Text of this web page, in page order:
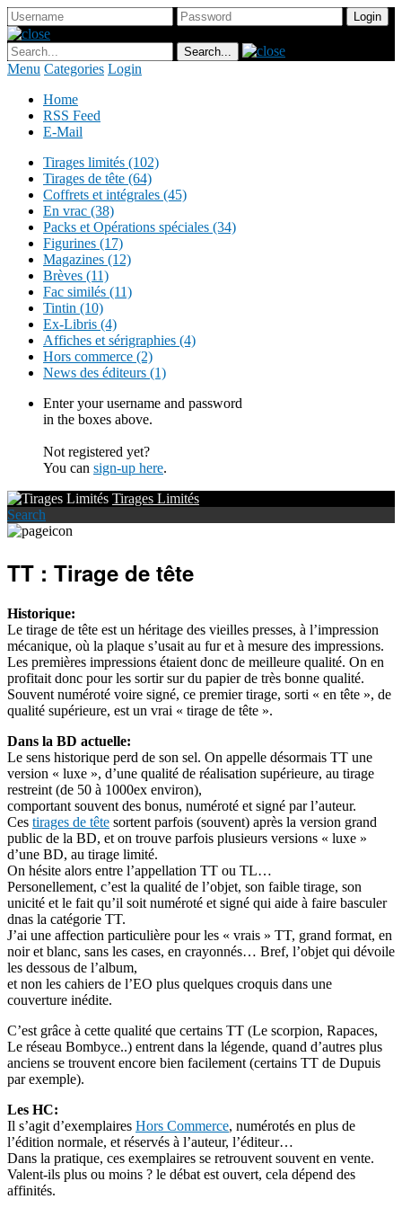
Menu Categories Login
Home
RSS Feed
E-Mail
Tirages limités (102)
Tirages de tête (64)
Coffrets et intégrales (45)
En vrac (38)
Packs et Opérations spéciales (34)
Figurines (17)
Magazines (12)
Brèves (11)
Fac similés (11)
Tintin (10)
Ex-Libris (4)
Affiches et sérigraphies (4)
Hors commerce (2)
News des éditeurs (1)
Enter your username and password
in the boxes above.
Not registered yet?
You can sign-up here.
Tirages Limités
Search
TT : Tirage de tête
Historique:
Le tirage de tête est un héritage des vieilles presses, à l’impression
mécanique, où la plaque s’usait au fur et à mesure des impressions.
Les premières impressions étaient donc de meilleure qualité. On en
profitait donc pour les sortir sur du papier de très bonne qualité.
Souvent numéroté voire signé, ce premier tirage, sorti « en tête », de
qualité supérieure, est un vrai « tirage de tête ».
Dans la BD actuelle:
Le sens historique perd de son sel. On appelle désormais TT une
version « luxe », d’une qualité de réalisation supérieure, au tirage
restreint (de 50 à 1000ex environ),
comportant souvent des bonus, numéroté et signé par l’auteur.
Ces tirages de tête sortent parfois (souvent) après la version grand
public de la BD, et on trouve parfois plusieurs versions « luxe »
d’une BD, au tirage limité.
On hésite alors entre l’appellation TT ou TL…
Personellement, c’est la qualité de l’objet, son faible tirage, son
unicité et le fait qu’il soit numéroté et signé qui aide à faire basculer
dnas la catégorie TT.
J’ai une affection particulière pour les « vrais » TT, grand format, en
noir et blanc, sans les cases, en crayonnés… Bref, l’objet qui dévoile
les dessous de l’album,
et non les cahiers de l’EO plus quelques croquis dans une
couverture inédite.
C’est grâce à cette qualité que certains TT (Le scorpion, Rapaces,
Le réseau Bombyce..) entrent dans la légende, quand d’autres plus
anciens se trouvent encore bien facilement (certains TT de Dupuis
par exemple).
Les HC:
Il s’agit d’exemplaires Hors Commerce, numérotés en plus de
l’édition normale, et réservés à l’auteur, l’éditeur…
Dans la pratique, ces exemplaires se retrouvent souvent en vente.
Valent-ils plus ou moins ? le débat est ouvert, cela dépend des
affinités.